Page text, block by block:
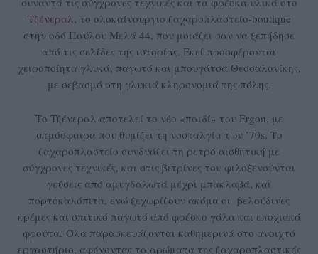
Τζένεραλ, το ολοκαίνουργιο ζαχαροπλαστείο-boutique
στην οδό Παύλου Μελά 44, που μοιάζει σαν να ξεπήδησε
από τις σελίδες της ιστορίας. Εκεί προσφέρονται
χειροποίητα γλυκά, παγωτό και μπουγάτσα Θεσσαλονίκης,
με σεβασμό στη γλυκιά κληρονομιά της πόλης.
Το Τζένεραλ αποτελεί το νέο «παιδί» του Ergon, με
ατμόσφαιρα που θυμίζει τη νοσταλγία των ’70s. Το
ζαχαροπλαστείο συνδυάζει τη ρετρό αισθητική με
σύγχρονες τεχνικές, και στις βιτρίνες του φιλοξενούνται
γεύσεις από αμυγδαλωτά μέχρι μπακλαβά, και
πορτοκαλόπιτα, ενώ ξεχωρίζουν ακόμα οι βελούδινες
κρέμες και σπιτικό παγωτό από φρέσκο γάλα και εποχιακά
φρούτα. Όλα παρασκευάζονται καθημερινά στο ανοιχτό
εργαστήριο, αφήνοντας τα αρώματα της ζαχαροπλαστικής